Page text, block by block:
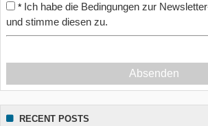
* Ich habe die Bedingungen zur
und stimme diesen zu.
Absenden
RECENT POSTS